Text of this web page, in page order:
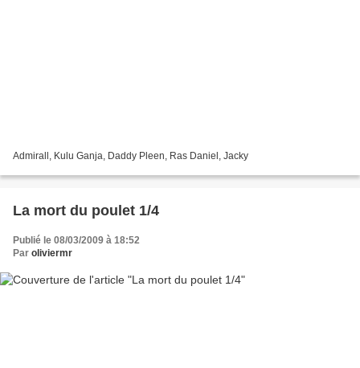
Admirall, Kulu Ganja, Daddy Pleen, Ras Daniel, Jacky
La mort du poulet 1/4
Publié le 08/03/2009 à 18:52
Par oliviermr